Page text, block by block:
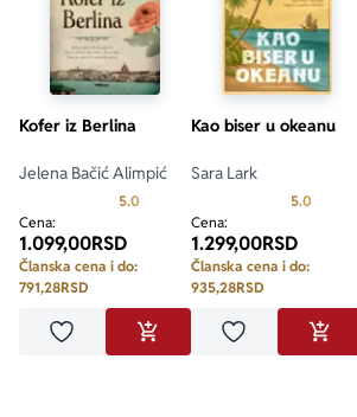
Kofer iz Berlina
Jelena Bačić Alimpić
5.0 Prosecna ocena je 5.0 od 5
Cena:
1.099,00RSD
Članska cena i do:
791,28RSD
Dodaj u omiljeneDODAJ U KORPU
Kao biser u okeanu
Sara Lark
5.0
Cena:
1.299,00RSD
Članska cena i do:
935,28RSD
Dodaj u